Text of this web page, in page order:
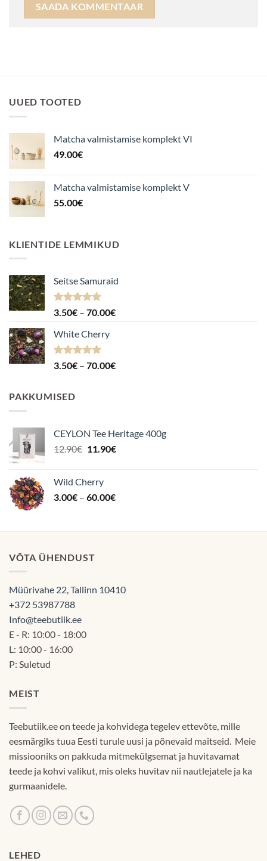
UUED TOOTED
Matcha valmistamise komplekt VI
49.00€
Matcha valmistamise komplekt V
55.00€
KLIENTIDE LEMMIKUD
Seitse Samuraid
Hinnanguga
3.50€ – 70.00€Hinnavahemik:
White Cherry
Hinnanguga
3.50€ – 70.00€Hinnavahemik:
PAKKUMISED
CEYLON Tee Heritage 400g
12.90€ Algne
12.90€.
11.90€Praegune
Wild Cherry
3.00€ – 60.00€Hinnavahemik:
60.00€
VÕTA ÜHENDUST
Müürivahe 22, Tallinn 10410
+372 53987788
Info@teebutiik.ee
E - R: 10:00 - 18:00
L: 10:00 - 16:00
P: Suletud
MEIST
Teebutiik.ee on teede ja kohvidega tegelev ettevõte, mille
eesmärgiks tuua Eesti turule uusi ja põnevaid maitseid. Meie
missiooniks on pakkuda mitmekülgsemat ja huvitavamat
teede ja kohvi valikut, mis oleks huvitav nii nautlejatele ja ka
gurmaanidele.
LEHED